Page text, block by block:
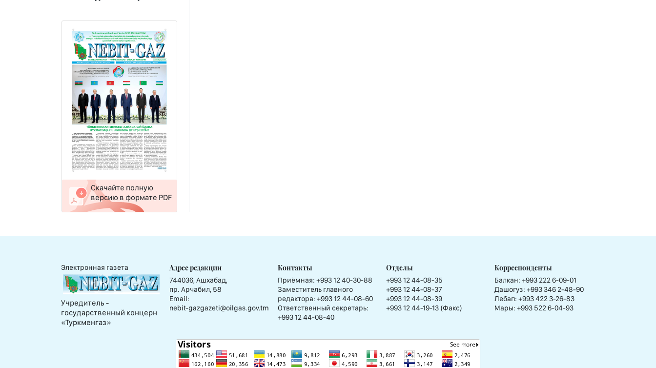
Скачайте полную
версию в формате PDF
Электронная газета
Учредитель -
государственный концерн
«Туркменгаз»
Адрес редакции
744036, Ашхабад,
пр. Арчабил, 58
Email:
nebit-gazgazeti@oilgas.gov.tm
Контакты
Приёмная: +993 12 40-30-88
Заместитель главного
редактора: +993 12 44-08-60
Ответственный секретарь:
+993 12 44-08-40
Отделы
+993 12 44-08-35
+993 12 44-08-37
+993 12 44-08-39
+993 12 44-19-13 (Факс)
Корреспонденты
Балкан: +993 222 6-09-01
Дашогуз: +993 346 2-48-90
Лебап: +993 422 3-26-83
Мары: +993 522 6-04-93